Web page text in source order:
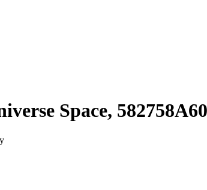
Space,